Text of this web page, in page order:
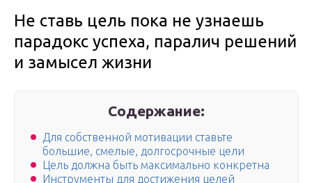
Не ставь цель пока не узнаешь
парадокс успеха, паралич решений
и замысел жизни
Содержание:
Для собственной мотивации ставьте
большие, смелые, долгосрочные цели
Цель должна быть максимально конкретна
Инструменты для достижения целей